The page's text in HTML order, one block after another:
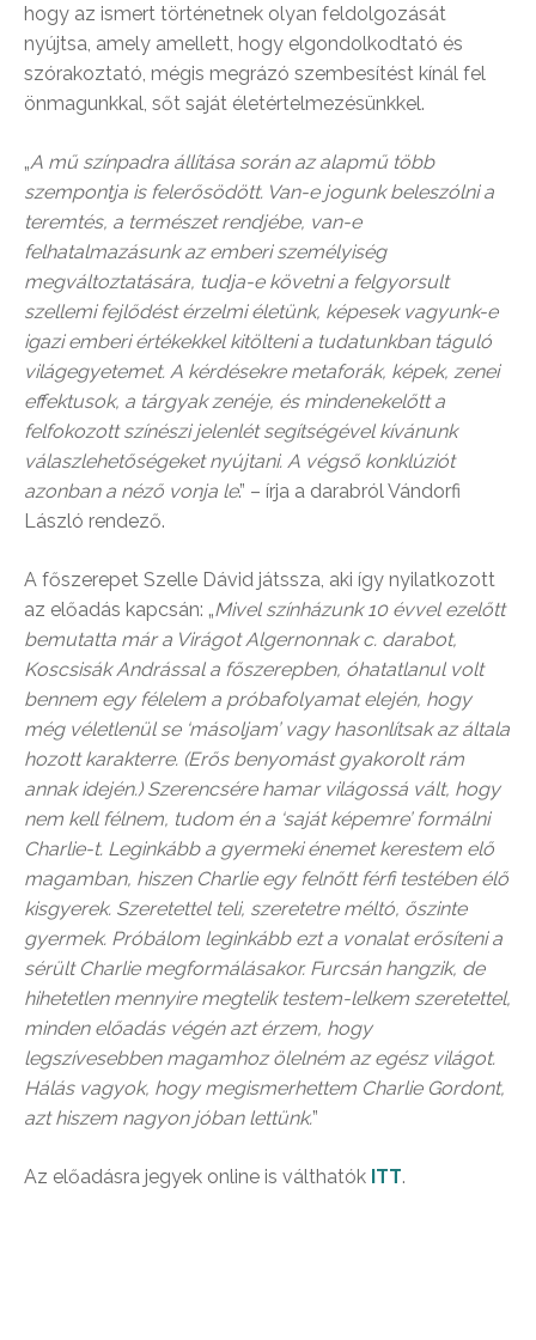
hogy az ismert történetnek olyan feldolgozását
nyújtsa, amely amellett, hogy elgondolkodtató és
szórakoztató, mégis megrázó szembesítést kínál fel
önmagunkkal, sőt saját életértelmezésünkkel.
„A mű színpadra állítása során az alapmű több
szempontja is felerősödött. Van-e jogunk beleszólni a
teremtés, a természet rendjébe, van-e
felhatalmazásunk az emberi személyiség
megváltoztatására, tudja-e követni a felgyorsult
szellemi fejlődést érzelmi életünk, képesek vagyunk-e
igazi emberi értékekkel kitölteni a tudatunkban táguló
világegyetemet. A kérdésekre metaforák, képek, zenei
effektusok, a tárgyak zenéje, és mindenekelőtt a
felfokozott színészi jelenlét segítségével kívánunk
válaszlehetőségeket nyújtani. A végső konklúziót
azonban a néző vonja le.” – írja a darabról Vándorfi
László rendező.
A főszerepet Szelle Dávid játssza, aki így nyilatkozott
az előadás kapcsán: „Mivel színházunk 10 évvel ezelőtt
bemutatta már a Virágot Algernonnak c. darabot,
Koscsisák Andrással a főszerepben, óhatatlanul volt
bennem egy félelem a próbafolyamat elején, hogy
még véletlenül se ‘másoljam’ vagy hasonlítsak az általa
hozott karakterre. (Erős benyomást gyakorolt rám
annak idején.) Szerencsére hamar világossá vált, hogy
nem kell félnem, tudom én a ‘saját képemre’ formálni
Charlie-t. Leginkább a gyermeki énemet kerestem elő
magamban, hiszen Charlie egy felnőtt férfi testében élő
kisgyerek. Szeretettel teli, szeretetre méltó, őszinte
gyermek. Próbálom leginkább ezt a vonalat erősíteni a
sérült Charlie megformálásakor. Furcsán hangzik, de
hihetetlen mennyire megtelik testem-lelkem szeretettel,
minden előadás végén azt érzem, hogy
legszívesebben magamhoz ölelném az egész világot.
Hálás vagyok, hogy megismerhettem Charlie Gordont,
azt hiszem nagyon jóban lettünk.”
Az előadásra jegyek online is válthatók ITT.